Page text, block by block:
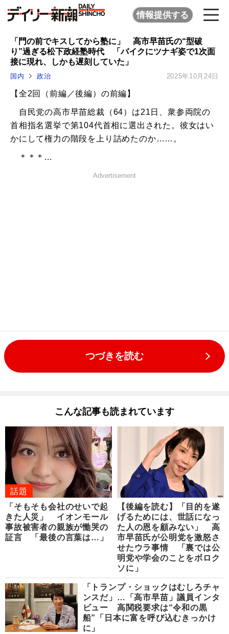
情報提供する
「門の前でキスしてから塾に」 高市早苗氏の“型破
り”過ぎる松下政経塾時代 「バイクにツナギ姿で1次面
接に現れ、しかも遅刻していた」
国内 政治 2025年10月24日
【全2回（前編／後編）の前編】
自民党の高市早苗総裁（64）は21日、衆参両院の
首相指名選挙で第104代首相に選出された。彼女はい
かにして権力の階段を上り詰めたのか……。
＊＊＊...
Advertisement
つづきを読む
こんな記事も読まれています
話題
「そもそも会社のせいで起
きた人災」 イオンモール
事故被害者の親族が慟哭の
証言 「最後の言葉は…」
【後編を読む】「目的を遂
げるためには、世話になっ
た人の恩を顧みない」 高
市早苗氏が公明党を激怒さ
せたウラ事情 「裏では公
明党や学会のことをボロク
ソに」
「トランプ・ショックはむしろチャ
ンスだ」…「高市早苗」議員インタ
ビュー 高関税要求は“令和の黒
船”「日本に富を呼び込むきっかけ
に」